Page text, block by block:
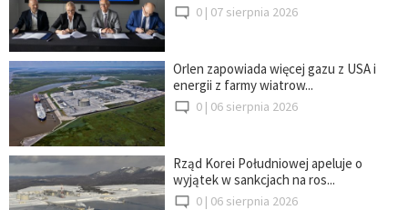
0 | 07 sierpnia 2026
Orlen zapowiada więcej gazu z USA i
energii z farmy wiatrow...
0 | 06 sierpnia 2026
Rząd Korei Południowej apeluje o
wyjątek w sankcjach na ros...
0 | 06 sierpnia 2026